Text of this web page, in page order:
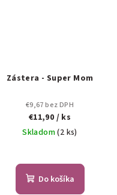
Zástera - Super Mom
€9,67 bez DPH
€11,90 / ks
Skladom(2 ks)
Do košíka